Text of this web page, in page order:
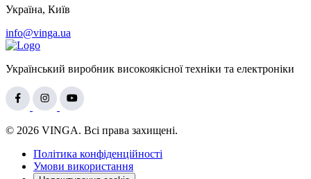
Україна, Київ
info@vinga.ua
Український виробник високоякісної техніки та електроніки
© 2026 VINGA. Всі права захищені.
Політика конфіденційності
Умови використання